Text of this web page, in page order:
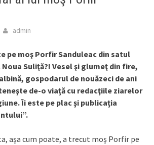
admin
pe moş Porfir Sanduleac din satul
Suliţă?! Vesel şi glumeţ din fire,
gospodarul de nouăzeci de ani
de-o viaţă cu redacţiile ziarelor
Îi este pe plac şi publicaţia
aşa cum poate, a trecut moş Porfir pe